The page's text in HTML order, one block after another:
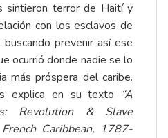
sintieron terror de Haití y
con los esclavos de
prevenir así ese
ocurrió donde nadie se lo
más próspera del caribe.
explica en su texto “A
Revolution & Slave
Caribbean, 1787-